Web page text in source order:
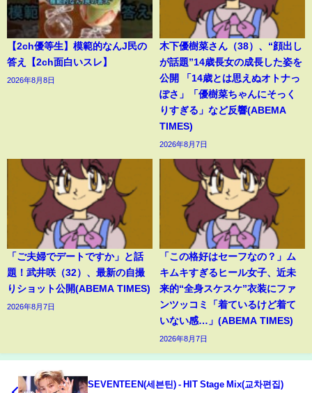
【2ch優等生】模範的なんJ民の
答え【2ch面白いスレ】
2026年8月8日
木下優樹菜さん（38）、“顔出し
が話題”14歳長女の成長した姿を
公開 「14歳とは思えぬオトナっ
ぽさ」「優樹菜ちゃんにそっく
りすぎる」など反響(ABEMA
TIMES)
2026年8月7日
「ご夫婦でデートですか」と話
題！武井咲（32）、最新の自撮
りショット公開(ABEMA TIMES)
2026年8月7日
「この格好はセーフなの？」ム
キムキすぎるヒール女子、近未
来的“全身スケスケ”衣装にファ
ンツッコミ「着ているけど着て
いない感…」(ABEMA TIMES)
2026年8月7日
SEVENTEEN(세븐틴) - HIT Stage Mix(교차편집)